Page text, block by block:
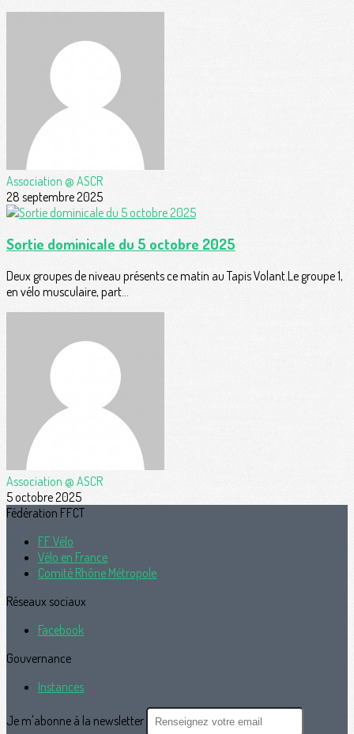
Association @ ASCR
28 septembre 2025
Sortie dominicale du 5 octobre 2025
Deux groupes de niveau présents ce matin au Tapis Volant.Le groupe 1,
en vélo musculaire, part...
Association @ ASCR
5 octobre 2025
Fédération FFCT
FF Vélo
Vélo en France
Comité Rhône Métropole
Réseaux sociaux
Facebook
Gouvernance
Instances
Je m'abonne à la newsletter